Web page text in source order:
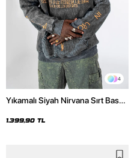
4
Yıkamalı Siyah Nirvana Sırt Baskılı
1.399,90 TL